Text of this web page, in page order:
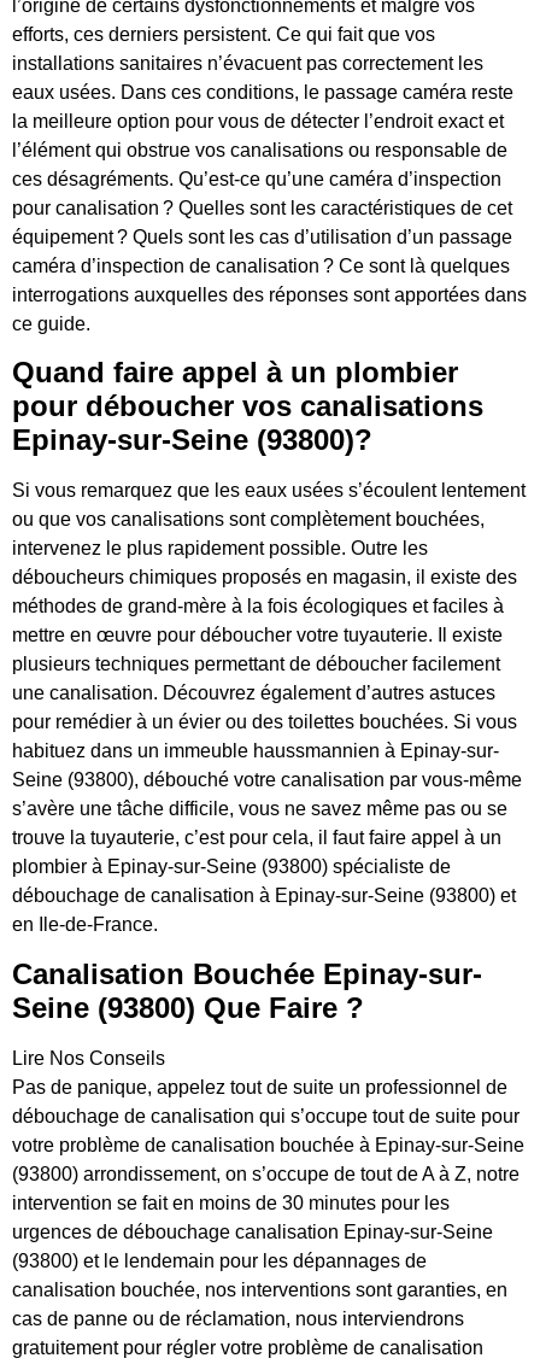
l’origine de certains dysfonctionnements et malgré vos
efforts, ces derniers persistent. Ce qui fait que vos
installations sanitaires n’évacuent pas correctement les
eaux usées. Dans ces conditions, le passage caméra reste
la meilleure option pour vous de détecter l’endroit exact et
l’élément qui obstrue vos canalisations ou responsable de
ces désagréments. Qu’est-ce qu’une caméra d’inspection
pour canalisation ? Quelles sont les caractéristiques de cet
équipement ? Quels sont les cas d’utilisation d’un passage
caméra d’inspection de canalisation ? Ce sont là quelques
interrogations auxquelles des réponses sont apportées dans
ce guide.
Quand faire appel à un plombier
pour déboucher vos canalisations
Epinay-sur-Seine (93800)?
Si vous remarquez que les eaux usées s’écoulent lentement
ou que vos canalisations sont complètement bouchées,
intervenez le plus rapidement possible. Outre les
déboucheurs chimiques proposés en magasin, il existe des
méthodes de grand-mère à la fois écologiques et faciles à
mettre en œuvre pour déboucher votre tuyauterie. Il existe
plusieurs techniques permettant de déboucher facilement
une canalisation. Découvrez également d’autres astuces
pour remédier à un évier ou des toilettes bouchées. Si vous
habituez dans un immeuble haussmannien à Epinay-sur-
Seine (93800), débouché votre canalisation par vous-même
s’avère une tâche difficile, vous ne savez même pas ou se
trouve la tuyauterie, c’est pour cela, il faut faire appel à un
plombier à Epinay-sur-Seine (93800) spécialiste de
débouchage de canalisation à Epinay-sur-Seine (93800) et
en Ile-de-France.
Canalisation Bouchée Epinay-sur-
Seine (93800) Que Faire ?
Lire Nos Conseils
Pas de panique, appelez tout de suite un professionnel de
débouchage de canalisation qui s’occupe tout de suite pour
votre problème de canalisation bouchée à Epinay-sur-Seine
(93800) arrondissement, on s’occupe de tout de A à Z, notre
intervention se fait en moins de 30 minutes pour les
urgences de débouchage canalisation Epinay-sur-Seine
(93800) et le lendemain pour les dépannages de
canalisation bouchée, nos interventions sont garanties, en
cas de panne ou de réclamation, nous interviendrons
gratuitement pour régler votre problème de canalisation